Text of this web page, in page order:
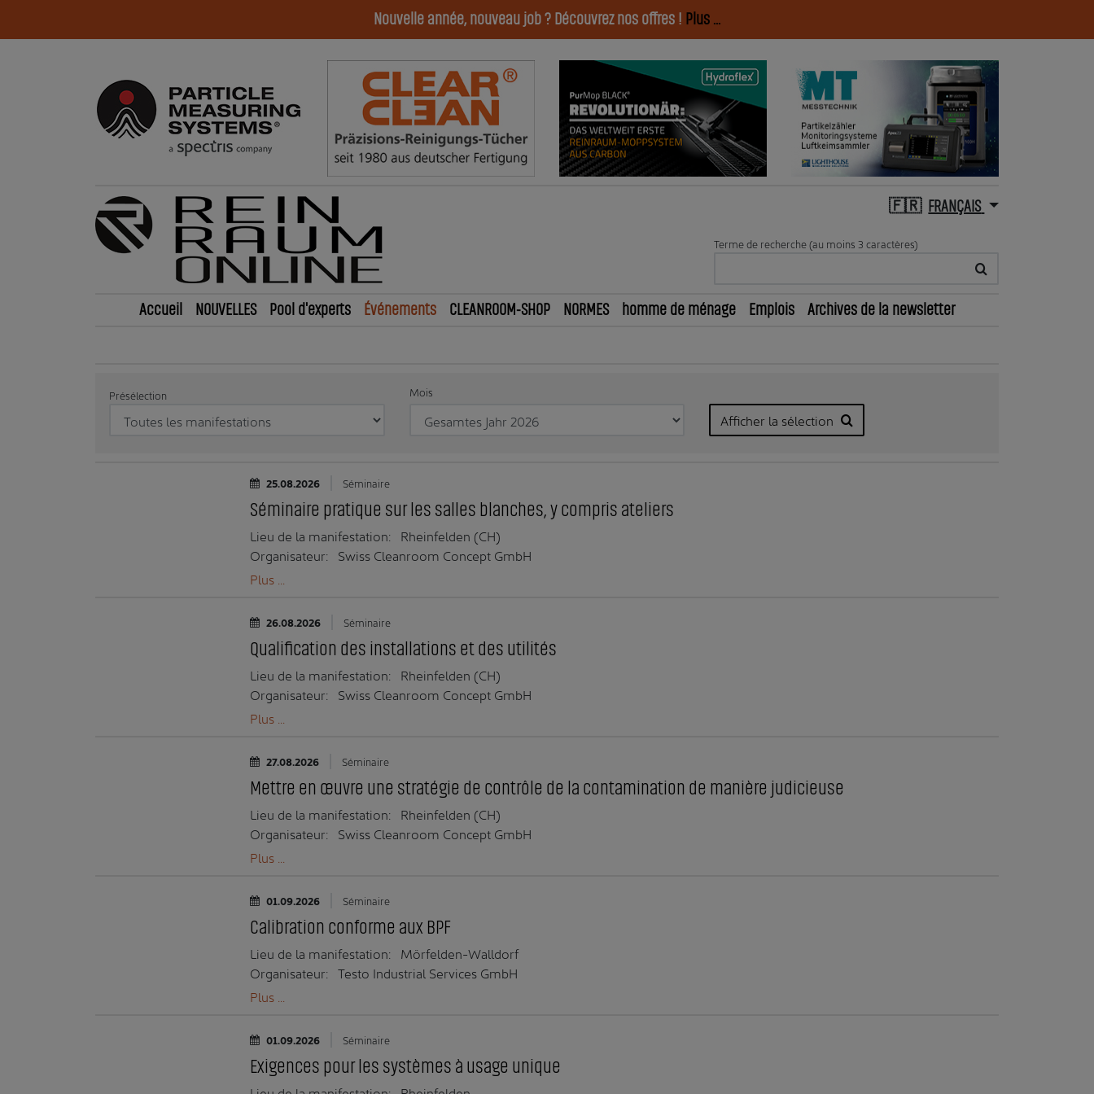
Nouvelle année, nouveau job ? Découvrez nos offres ! Plus ...
FRANÇAIS
Terme de recherche (au moins 3 caractères)
Accueil NOUVELLES Pool d'experts Événements CLEANROOM-SHOP NORMES homme de ménage Emplois Archives de la newsletter
Présélection Mois
Afficher la sélection
Date:
25.08.2026 Séminaire
Séminaire pratique sur les salles blanches, y compris ateliers
Lieu de la manifestation:
Rheinfelden (CH)
Organisateur:
Swiss Cleanroom Concept GmbH
Plus ...
Date:
26.08.2026 Séminaire
Qualification des installations et des utilités
Lieu de la manifestation:
Rheinfelden (CH)
Organisateur:
Swiss Cleanroom Concept GmbH
Plus ...
Date:
27.08.2026 Séminaire
Mettre en œuvre une stratégie de contrôle de la contamination de manière judicieuse
Lieu de la manifestation:
Rheinfelden (CH)
Organisateur:
Swiss Cleanroom Concept GmbH
Plus ...
Date:
01.09.2026 Séminaire
Calibration conforme aux BPF
Lieu de la manifestation:
Mörfelden-Walldorf
Organisateur: Testo Industrial Services GmbH
Plus ...
Date:
01.09.2026 Séminaire
Exigences pour les systèmes à usage unique